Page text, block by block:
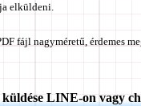
elküldeni.
fájl nagyméretű, érdemes
LINE-on vagy